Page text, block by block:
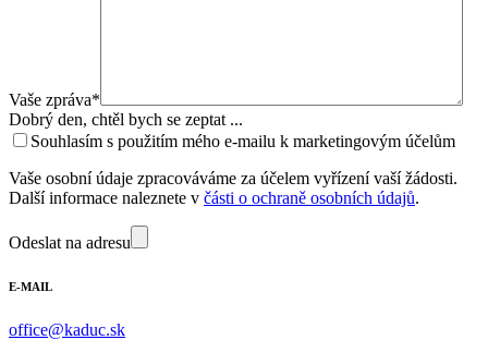
Vaše zpráva*
Dobrý den, chtěl bych se zeptat ...
Souhlasím s použitím mého e-mailu k marketingovým účelům
Vaše osobní údaje zpracováváme za účelem vyřízení vaší žádosti.
Další informace naleznete v části o ochraně osobních údajů.
Odeslat na adresu
E-MAIL
office@kaduc.sk